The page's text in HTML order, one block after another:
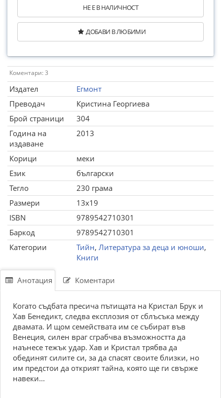
НЕ Е В НАЛИЧНОСТ
ДОБАВИ В ЛЮБИМИ
Коментари: 3
Издател
Егмонт
Преводач
Кристина Георгиева
Брой страници
304
Година на
издаване
2013
Корици
меки
Език
български
Тегло
230 грама
Размери
13x19
ISBN
9789542710301
Баркод
9789542710301
Категории
Тийн, Литература за деца и юноши,
Книги
Анотация Коментари
Когато съдбата пресича пътищата на Кристал Брук и
Хав Бенедикт, следва експлозия от сблъсъка между
двамата. И щом семействата им се събират във
Венеция, силен враг сграбчва възможността да
наънесе тежък удар. Хав и Кристал трябва да
обединят силите си, за да спасят своите близки, но
им предстои да открият тайна, която ще ги свърже
навеки...